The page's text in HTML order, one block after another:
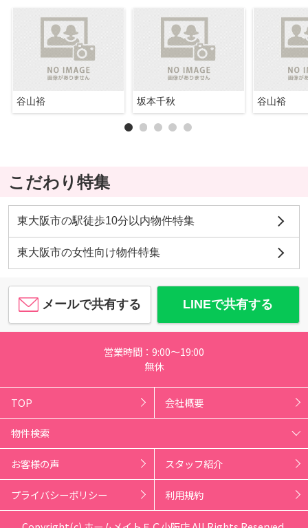
谷山裕 坂本千秋 谷山裕
こだわり特集
東大阪市の駅徒歩10分以内物件特集
東大阪市の女性向け物件特集
メールで共有する LINEで共有する
営業時間：9:00～19:00
無休
TOP 会社概要
物件検索
お客様の声 スタッフ紹介
プライバシーポリシー 利用規約